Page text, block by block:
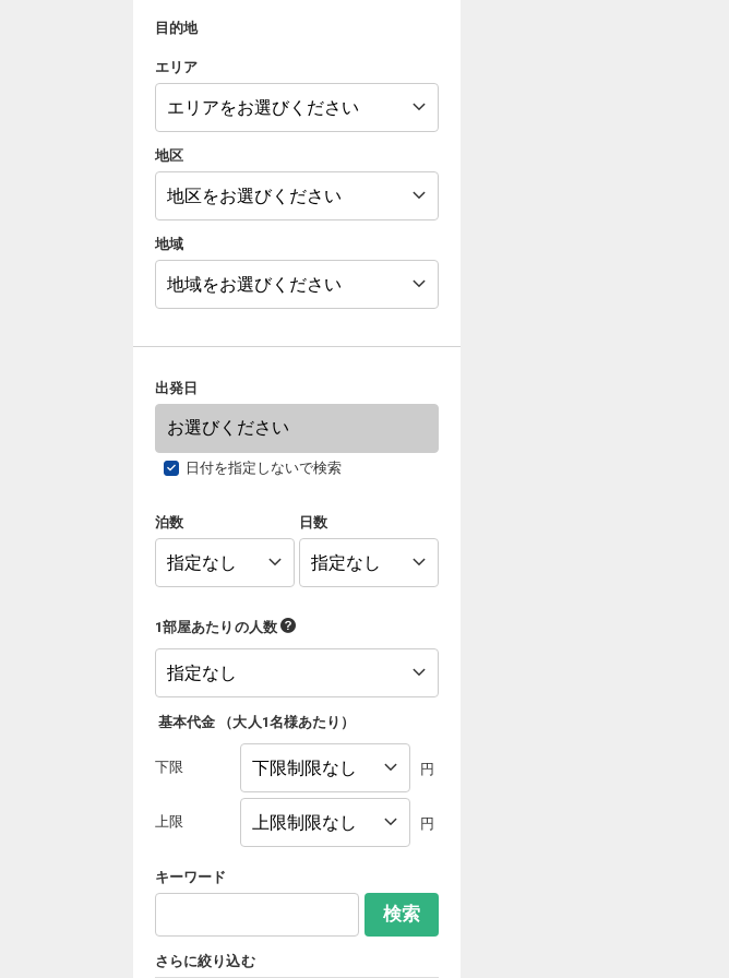
目的地
エリア
地区
地域
出発日
日付を指定しないで検索
泊数 日数
1部屋あたりの人数
基本代金 （大人1名様あたり ）
下限 円
上限 円
キーワード
検索
さらに絞り込む